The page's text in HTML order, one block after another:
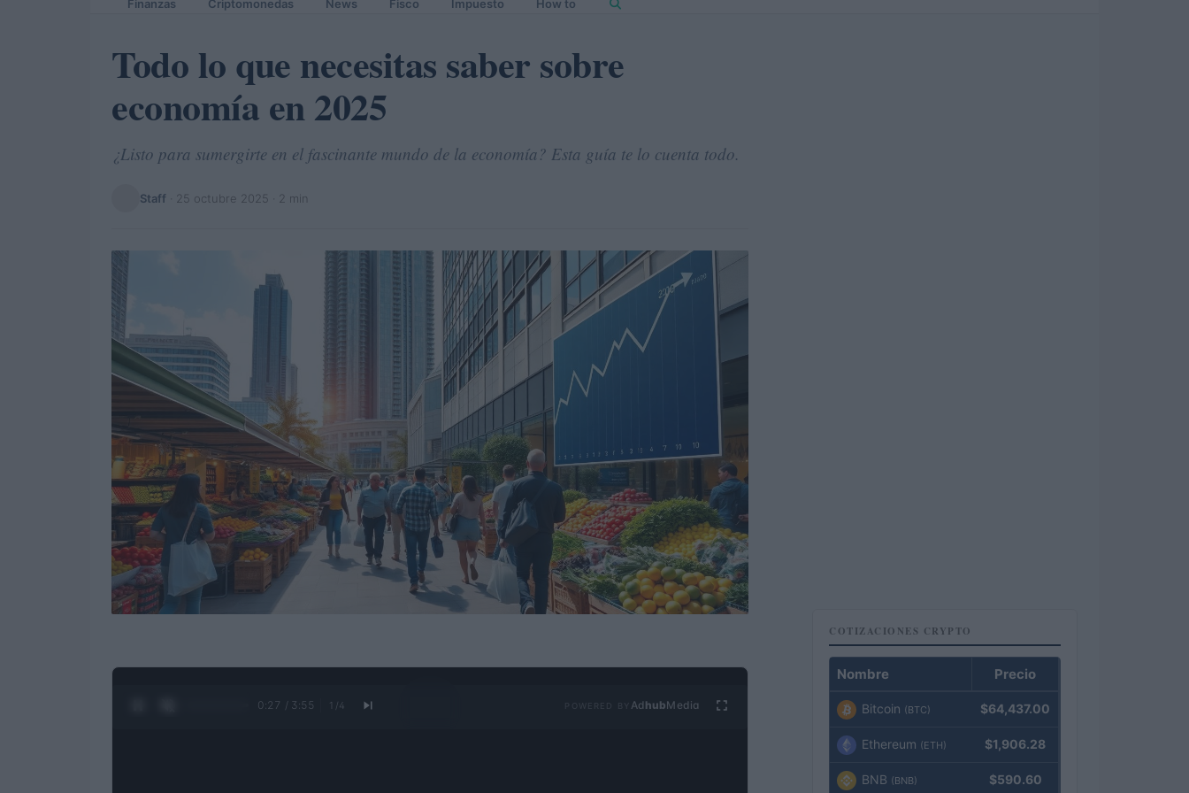
Finanzas Criptomonedas News Fisco Impuesto How to
Todo lo que necesitas saber sobre
economía en 2025
¿Listo para sumergirte en el fascinante mundo de la economía? Esta guía te lo cuenta todo.
Staff 25 octubre 2025 · 2 min
0:28 / 3:55 1 /4 Ad hubMedia
COTIZACIONES CRYPTO
Nombre Precio
Bitcoin (BTC) $64,437.00
Ethereum (ETH) $1,906.28
BNB (BNB) $590.60